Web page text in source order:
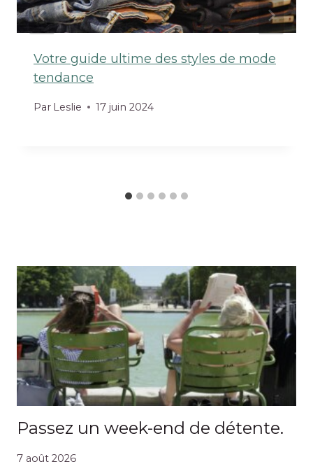
Votre guide ultime des styles de mode
tendance
Par Leslie 17 juin 2024
Passez un week-end de détente.
7 août 2026